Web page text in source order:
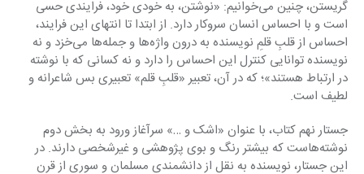
گریستن، چنین می‌خوانیم: «نوشتن، به خودی خود، فرایندی حسی
است و با احساس انسان سروکار دارد. از ابتدا تا انتهای این فرایند،
احساس از قلبِ قلمِ نویسنده به درون واژه‌ها و جمله‌ها می‌خزد و نه
نویسنده توانایی کنترل این احساس را دارد و نه کسانی که با نوشته
در ارتباط هستند»؛ که در آن، تعبیر «قلبِ قلم» تعبیری بس شاعرانه و
لطیف است.
جستار نهم کتاب، با عنوان «اشک و …» سرآغاز ورود به بخش دوم
نوشته‌هاست که بیشتر رنگ و بوی پژوهشی و غیرشخصی دارند. در
این جستار، نویسنده به نقل از دانشمندی مسلمان و سوری از قرن